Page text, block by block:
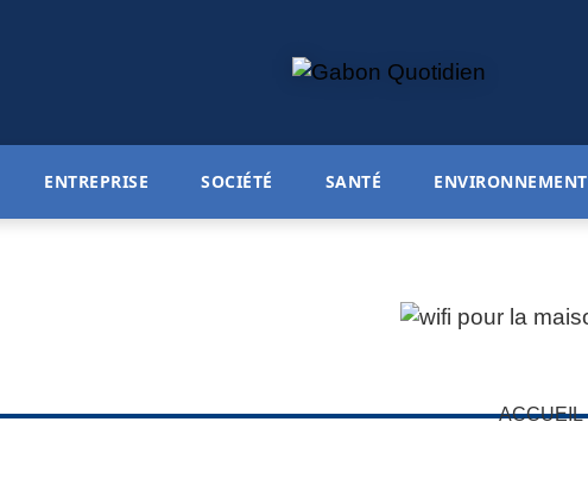
ENTREPRISE SOCIÉTÉ SANTÉ ENVIRONNEMENT
ACCUEIL